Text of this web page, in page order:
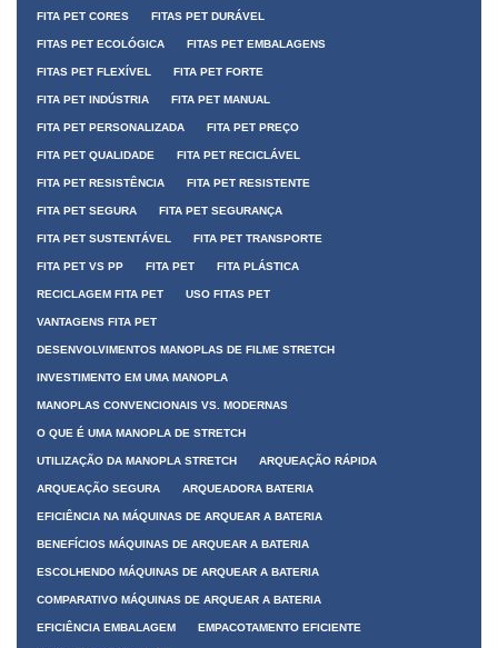
FITA PET CORES FITAS PET DURÁVEL
FITAS PET ECOLÓGICA FITAS PET EMBALAGENS
FITAS PET FLEXÍVEL FITA PET FORTE
FITA PET INDÚSTRIA FITA PET MANUAL
FITA PET PERSONALIZADA FITA PET PREÇO
FITA PET QUALIDADE FITA PET RECICLÁVEL
FITA PET RESISTÊNCIA FITA PET RESISTENTE
FITA PET SEGURA FITA PET SEGURANÇA
FITA PET SUSTENTÁVEL FITA PET TRANSPORTE
FITA PET VS PP FITA PET FITA PLÁSTICA
RECICLAGEM FITA PET USO FITAS PET
VANTAGENS FITA PET
DESENVOLVIMENTOS MANOPLAS DE FILME STRETCH
INVESTIMENTO EM UMA MANOPLA
MANOPLAS CONVENCIONAIS VS. MODERNAS
O QUE É UMA MANOPLA DE STRETCH
UTILIZAÇÃO DA MANOPLA STRETCH ARQUEAÇÃO RÁPIDA
ARQUEAÇÃO SEGURA ARQUEADORA BATERIA
EFICIÊNCIA NA MÁQUINAS DE ARQUEAR A BATERIA
BENEFÍCIOS MÁQUINAS DE ARQUEAR A BATERIA
ESCOLHENDO MÁQUINAS DE ARQUEAR A BATERIA
COMPARATIVO MÁQUINAS DE ARQUEAR A BATERIA
EFICIÊNCIA EMBALAGEM EMPACOTAMENTO EFICIENTE